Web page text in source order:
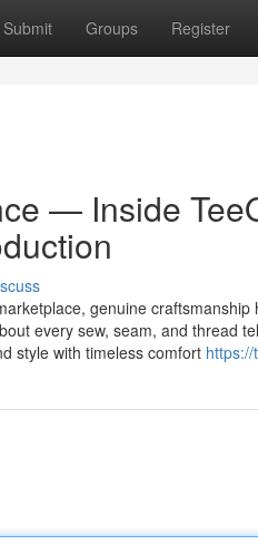
Submit Groups Register
— Inside
genuine
every sew, seam, and thread
style with timeless comfort